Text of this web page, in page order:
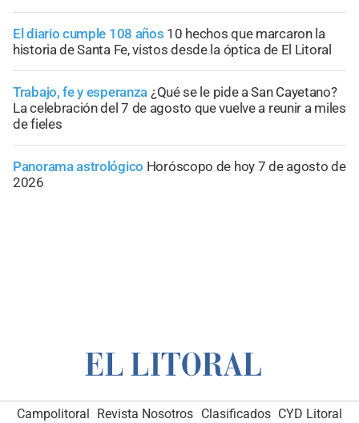
El diario cumple 108 años 10 hechos que marcaron la
historia de Santa Fe, vistos desde la óptica de El Litoral
Trabajo, fe y esperanza ¿Qué se le pide a San Cayetano?
La celebración del 7 de agosto que vuelve a reunir a miles
de fieles
Panorama astrológico Horóscopo de hoy 7 de agosto de
2026
Campolitoral Revista Nosotros Clasificados CYD Litoral